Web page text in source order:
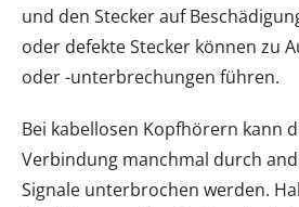
und den Stecker auf
oder defekte Stecker können zu
oder -unterbrechungen führen.
Bei kabellosen Kopfhörern kann
Verbindung manchmal durch
Signale unterbrochen werden.